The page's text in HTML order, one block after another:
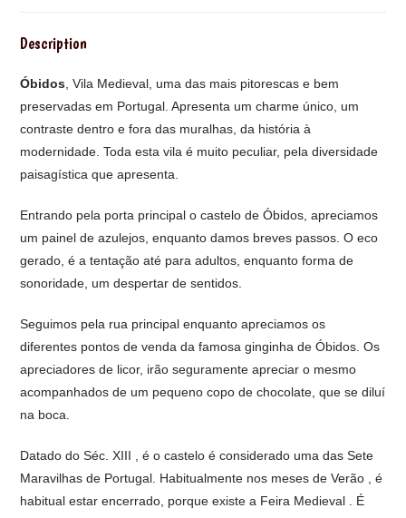
Description
Óbidos , Vila Medieval, uma das mais pitorescas e bem
preservadas em Portugal. Apresenta um charme único, um
contraste dentro e fora das muralhas, da história à
modernidade. Toda esta vila é muito peculiar, pela diversidade
paisagística que apresenta.
Entrando pela porta principal o castelo de Óbidos, apreciamos
um painel de azulejos, enquanto damos breves passos. O eco
gerado, é a tentação até para adultos, enquanto forma de
sonoridade, um despertar de sentidos.
Seguimos pela rua principal enquanto apreciamos os
diferentes pontos de venda da famosa ginginha de Óbidos. Os
apreciadores de licor, irão seguramente apreciar o mesmo
acompanhados de um pequeno copo de chocolate, que se diluí
na boca.
Datado do Séc. XIII , é o castelo é considerado uma das Sete
Maravilhas de Portugal. Habitualmente nos meses de Verão , é
habitual estar encerrado, porque existe a Feira Medieval . É